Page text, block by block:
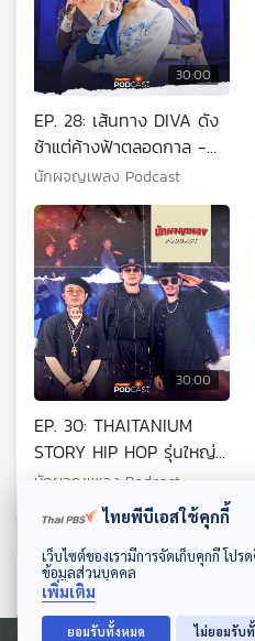
ดาวน์โหลด Thai PBS Podcast Application
30:00
EP. 28: เส้นทาง DIVA ดัง
ช้าแต่ค้างฟ้าตลอดกาล -
ตุ๊ก วิยะดา โกมารกุล ณ
นคร
นักผจญเพลง Podcast
30:00
EP. 30: THAITANIUM
STORY HIP HOP รุ่นใหญ่
ในตำนาน
นักผจญเพลง Podcast
ตอนที่เกี่ยวข้อง
ไทยพีบีเอสใช้คุกกี้
เว็บไซต์ของเรามีการจัดเก็บคุกกี้ โป
ข้อมูลส่วนบุคคล
เพิ่มเติม
ยอมรับทั้งหมด ไม่ยอมรับ